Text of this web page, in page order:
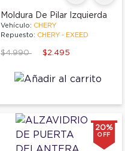
Moldura De Pilar Izquierda
Vehículo: CHERY
Repuesto: CHERY - EXEED
Price reduced from
$4.990to $2.495
20%
OFF